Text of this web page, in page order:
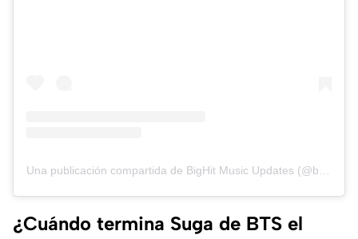
¿Cuándo termina Suga de BTS el